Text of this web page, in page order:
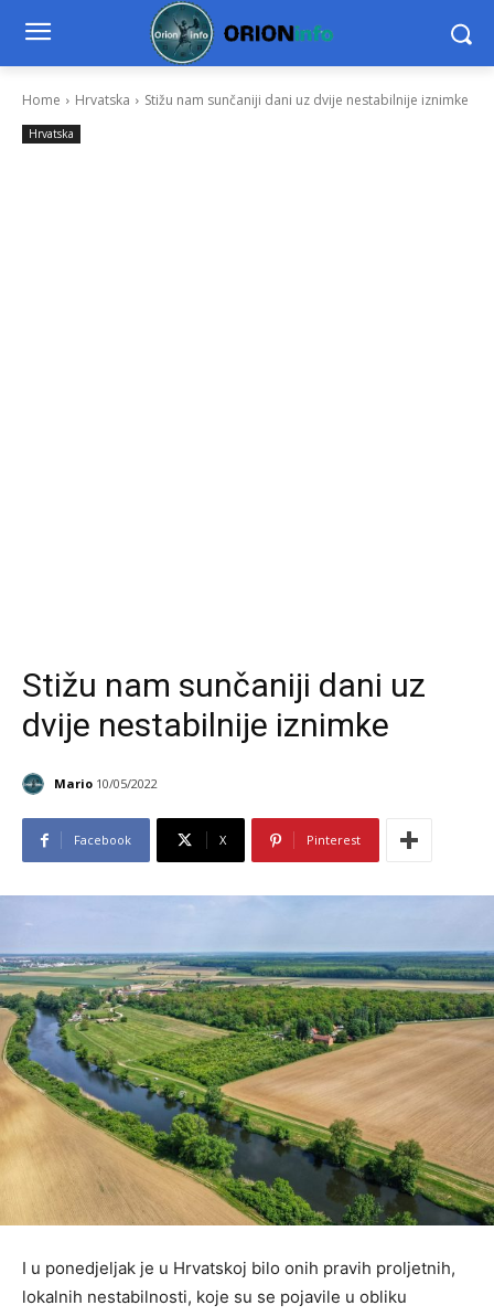
Home Hrvatska Stižu nam sunčaniji dani uz dvije nestabilnije iznimke
Hrvatska
Stižu nam sunčaniji dani uz
dvije nestabilnije iznimke
Mario 10/05/2022
Facebook X Pinterest
I u ponedjeljak je u Hrvatskoj bilo onih pravih proljetnih,
lokalnih nestabilnosti, koje su se pojavile u obliku